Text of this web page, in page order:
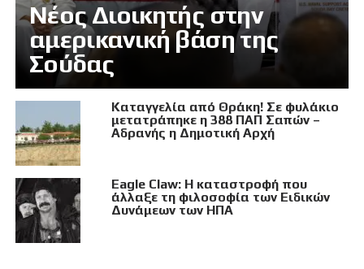
Νέος Διοικητής στην
αμερικανική βάση της
Σούδας
Καταγγελία από Θράκη! Σε φυλάκιο
μετατράπηκε η 388 ΠΑΠ Σαπών –
Αδρανής η Δημοτική Αρχή
Eagle Claw: Η καταστροφή που
άλλαξε τη φιλοσοφία των Ειδικών
Δυνάμεων των ΗΠΑ